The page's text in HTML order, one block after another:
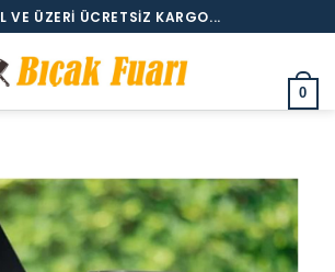
VE ÜZERI ÜCRETSIZ KARGO...
0